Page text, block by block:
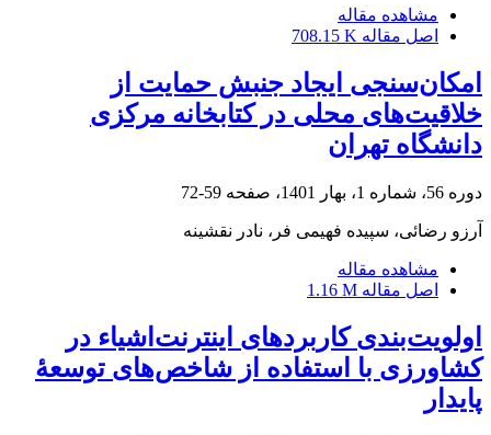
مشاهده مقاله
اصل مقاله 708.15 K
امکان‌سنجی ایجاد جنبش حمایت از
خلاقیت‌های محلی در کتابخانه‌ مرکزی
دانشگاه تهران
دوره 56، شماره 1، بهار 1401، صفحه 59-72
آرزو رضائی، سپیده فهیمی فر، نادر نقشینه
مشاهده مقاله
اصل مقاله 1.16 M
اولویت‌بندی کاربردهای اینترنت‌اشیاء در
کشاورزی با استفاده از شاخص‌های توسعۀ
پایدار